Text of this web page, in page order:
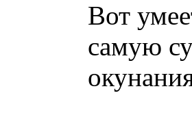
Вот
самую